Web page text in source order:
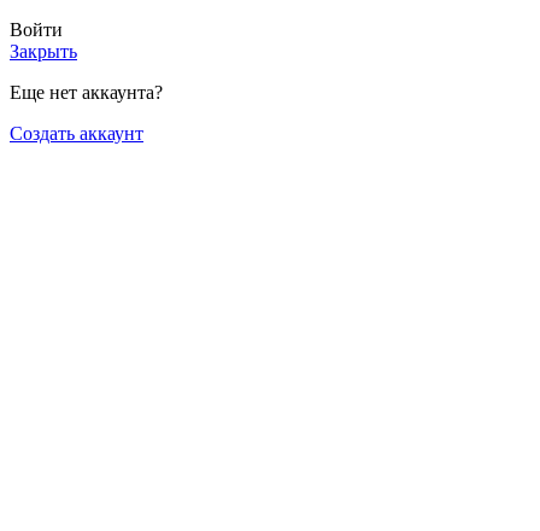
Войти
Закрыть
Еще нет аккаунта?
Создать аккаунт